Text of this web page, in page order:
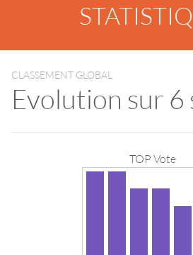
CLASSEMENT GLOBAL
Evolution sur 6
TOP Vote